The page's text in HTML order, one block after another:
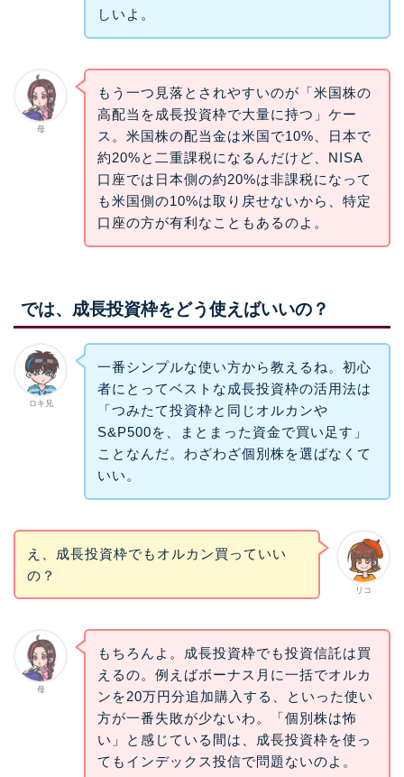
しいよ。
母
もう一つ見落とされやすいのが「米国株の
高配当を成長投資枠で大量に持つ」ケー
ス。米国株の配当金は米国で10%、日本で
約20%と二重課税になるんだけど、NISA
口座では日本側の約20%は非課税になって
も米国側の10%は取り戻せないから、特定
口座の方が有利なこともあるのよ。
では、成長投資枠をどう使えばいいの？
ロキ兄
一番シンプルな使い方から教えるね。初心
者にとってベストな成長投資枠の活用法は
「つみたて投資枠と同じオルカンや
S&P500を、まとまった資金で買い足す」
ことなんだ。わざわざ個別株を選ばなくて
いい。
リコ
え、成長投資枠でもオルカン買っていい
の？
母
もちろんよ。成長投資枠でも投資信託は買
えるの。例えばボーナス月に一括でオルカ
ンを20万円分追加購入する、といった使い
方が一番失敗が少ないわ。「個別株は怖
い」と感じている間は、成長投資枠を使っ
てもインデックス投信で問題ないのよ。